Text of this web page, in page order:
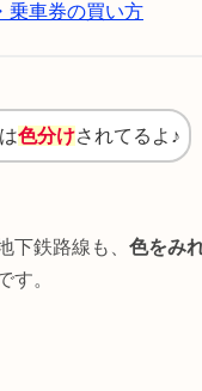
乗車券の買い方
色分けされてるよ♪
下鉄路線も、 色をみ
す。